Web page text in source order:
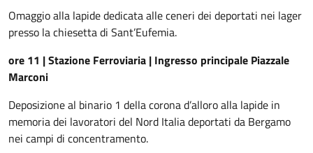
Omaggio alla lapide dedicata alle ceneri dei deportati nei lager
presso la chiesetta di Sant’Eufemia.
ore 11 | Stazione Ferroviaria | Ingresso principale Piazzale
Marconi
Deposizione al binario 1 della corona d’alloro alla lapide in
memoria dei lavoratori del Nord Italia deportati da Bergamo
nei campi di concentramento.